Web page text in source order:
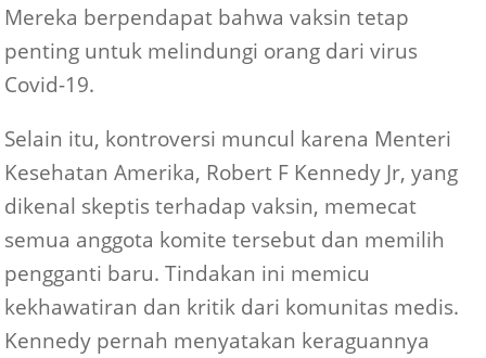
Mereka berpendapat bahwa vaksin tetap
penting untuk melindungi orang dari virus
Covid-19.
Selain itu, kontroversi muncul karena Menteri
Kesehatan Amerika, Robert F Kennedy Jr, yang
dikenal skeptis terhadap vaksin, memecat
semua anggota komite tersebut dan memilih
pengganti baru. Tindakan ini memicu
kekhawatiran dan kritik dari komunitas medis.
Kennedy pernah menyatakan keraguannya